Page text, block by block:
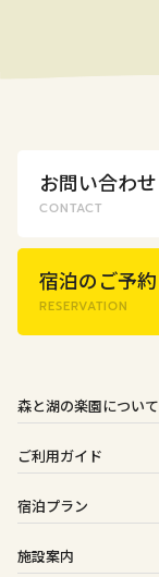
お問い合わせ
CONTACT
宿泊のご予約
RESERVATION
森と湖の楽園について
ご利用ガイド
宿泊プラン
施設案内